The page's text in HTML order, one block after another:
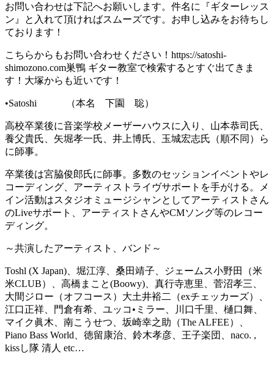
お問い合わせは下記へお願いします。件名に『ギターレッス
ン』と入れて頂ければスムーズです。お申し込みをお待ちし
ております！
こちらからもお問い合わせください！https://satoshi-
shimozono.com巣鴨 ギター教室で検索するとすぐ出てきま
す！大塚からも近いです！
•Satoshi （本名 下園 聡）
高校卒業後に音楽学校メーザーハウスに入り、山本恭司氏、
養父貴氏、矢堀孝一氏、井上博氏、玉城宏志氏（順不同）ら
に師事。
卒業後は宮脇俊郎氏に師事。多数のセッションイベントやレ
コーディング、アーティストライヴサポートを手がける。メ
イン活動はスタジオミュージシャンとしてアーティストさん
のLiveサポート、アーティストさんやCMソング等のレコー
ディング。
～共演したアーティスト、バンド～
Toshl (X Japan)、堀江淳、桑田靖子、ジェームス小野田（米
米CLUB）、高橋まこと(Boowy)、真行寺恵里、菅沼孝三、
大間ジロー（オフコース）大土井裕二（exチェッカーズ）、
江口正祥、門倉有希、ユッコ•ミラー、川口千里、樋口舞、
マイク眞木、南こうせつ、坂崎幸之助（The ALFEE）、
Piano Bass World、徳留康治、鈴木孝彦、王子楽団、naco. ,
kissし隊 清人 etc…